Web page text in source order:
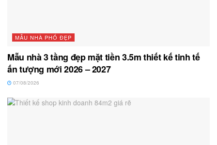
MẪU NHÀ PHỐ ĐẸP
Mẫu nhà 3 tầng đẹp mặt tiền 3.5m thiết kế tinh tế
ấn tượng mới 2026 – 2027
07/08/2026